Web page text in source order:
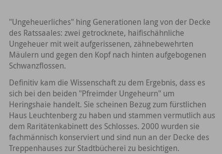
"Ungeheuerliches" hing Generationen lang von der Decke
des Ratssaales: zwei getrocknete, haifischähnliche
Ungeheuer mit weit aufgerissenen, zähnebewehrten
Mäulern und gegen den Kopf nach hinten aufgebogenen
Schwanzflossen.
Definitiv kam die Wissenschaft zu dem Ergebnis, dass es
sich bei den beiden "Pfreimder Ungeheurn" um
Heringshaie handelt. Sie scheinen Bezug zum fürstlichen
Haus Leuchtenberg zu haben und stammen vermutlich aus
dem Raritätenkabinett des Schlosses. 2000 wurden sie
fachmännisch konserviert und sind nun an der Decke des
Treppenhauses zur Stadtbücherei zu besichtigen.